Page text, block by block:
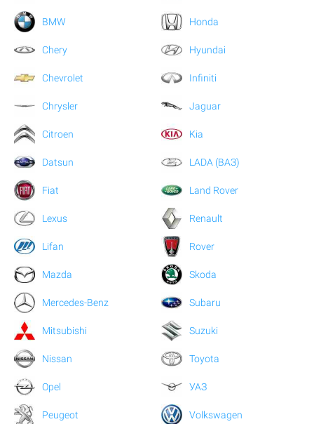
BMW
Chery
Chevrolet
Chrysler
Citroen
Datsun
Fiat
Honda
Hyundai
Infiniti
Jaguar
Kia
LADA (ВАЗ)
Land Rover
Lexus
Lifan
Mazda
Mercedes-Benz
Mitsubishi
Nissan
Opel
Peugeot
Renault
Rover
Skoda
Subaru
Suzuki
Toyota
УАЗ
Volkswagen